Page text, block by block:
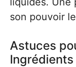
son pouvoir
Astuces